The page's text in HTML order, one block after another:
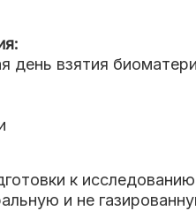
день взятия
к
и не